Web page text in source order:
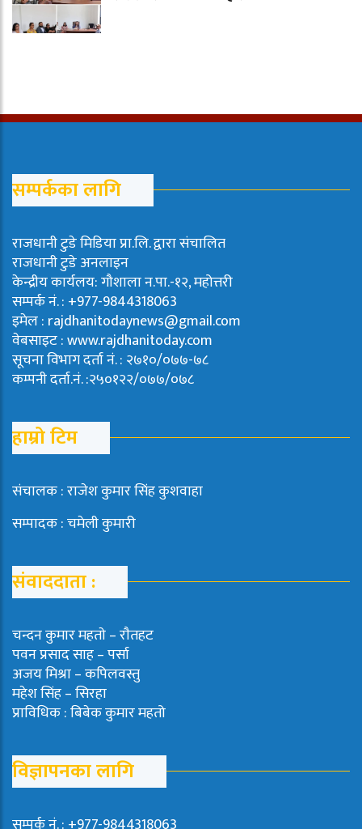
सम्पर्कका लागि
राजधानी टुडे मिडिया प्रा.लि. द्वारा संचालित
राजधानी टुडे अनलाइन
केन्द्रीय कार्यलय: गौशाला न.पा.-१२, महोत्तरी
सम्पर्क नं. : +977-9844318063
इमेल : rajdhanitodaynews@gmail.com
वेबसाइट : www.rajdhanitoday.com
सूचना विभाग दर्ता नं. : २७१०/०७७-७८
कम्पनी दर्ता.नं. :२५०१२२/०७७/०७८
हाम्रो टिम
संचालक : राजेश कुमार सिंह कुशवाहा
सम्पादक : चमेली कुमारी
संवाददाता :
चन्दन कुमार महताे – राैतहट
पवन प्रसाद साह – पर्सा
अजय मिश्रा – कपिलवस्तु
महेश सिंह – सिरहा
प्राविधिक : बिबेक कुमार महतो
विज्ञापनका लागि